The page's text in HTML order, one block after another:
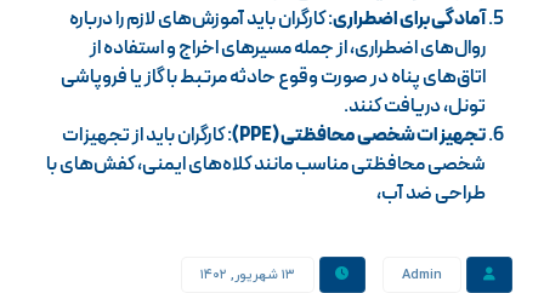
آمادگی برای اضطراری: کارگران باید آموزش‌های لازم را درباره
روال‌های اضطراری، از جمله مسیرهای اخراج و استفاده از
اتاق‌های پناه در صورت وقوع حادثه مرتبط با گاز یا فروپاشی
تونل، دریافت کنند.
تجهیزات شخصی محافظتی (PPE)
: کارگران باید از تجهیزات
شخصی محافظتی مناسب مانند کلاه‌های ایمنی، کفش‌های با
طراحی ضد آب،
Admin ۱۳ شهریور, ۱۴۰۲